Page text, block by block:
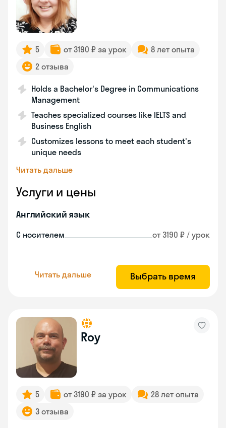
5 от 3190 ₽ за урок
8 лет опыта
2 отзыва
Holds a Bachelor's Degree in Communications
Management
Teaches specialized courses like IELTS and
Business English
Customizes lessons to meet each student's
unique needs
Читать дальше
Услуги и цены
Английский язык
С носителем от 3190 ₽ / урок
Читать дальше Выбрать время
Roy
5 от 3190 ₽ за урок
28 лет опыта
3 отзыва